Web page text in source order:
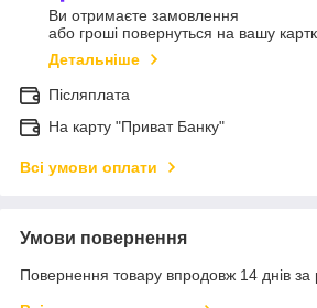
Ви отримаєте замовлення
або гроші повернуться на вашу
Детальніше
Післяплата
На карту "Приват Банку"
Всі умови оплати
Умови повернення
Повернення товару впродовж 14 днів за